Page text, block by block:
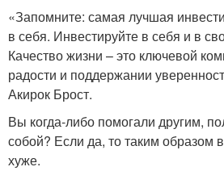
«Запомните: самая лучшая
в себя. Инвестируйте в себя и в
Качество жизни – это ключевой
радости и поддержании
Акирок Брост.
Вы когда-либо помогали другим,
собой? Если да, то таким образом
хуже.